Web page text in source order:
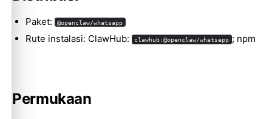
Paket: @openclaw/whatsapp
Rute instalasi: ClawHub: clawhub:@openclaw/whatsapp ; npm
Permukaan